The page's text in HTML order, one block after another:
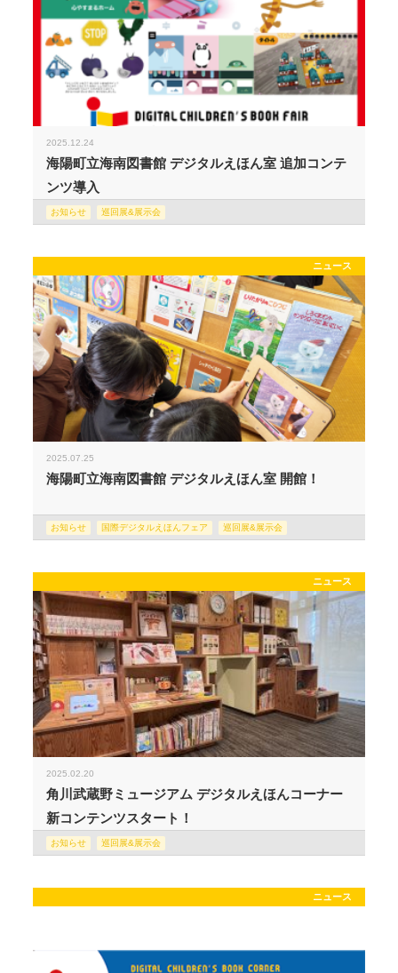
2025.12.24
海陽町立海南図書館 デジタルえほん室 追加コンテ
ンツ導入
お知らせ 巡回展&展示会
ニュース
2025.07.25
海陽町立海南図書館 デジタルえほん室 開館！
お知らせ 国際デジタルえほんフェア 巡回展&展示会
ニュース
2025.02.20
角川武蔵野ミュージアム デジタルえほんコーナー
新コンテンツスタート！
お知らせ 巡回展&展示会
ニュース